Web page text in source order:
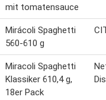
mit tomatensauce
Mirácoli Spaghetti
560-610 g
Miracoli Spaghetti
Klassiker 610,4 g,
18er Pack